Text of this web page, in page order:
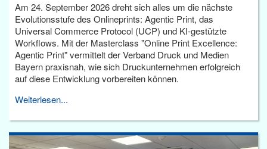
Am 24. September 2026 dreht sich alles um die nächste
Evolutionsstufe des Onlineprints: Agentic Print, das
Universal Commerce Protocol (UCP) und KI-gestützte
Workflows. Mit der Masterclass "Online Print Excellence:
Agentic Print" vermittelt der Verband Druck und Medien
Bayern praxisnah, wie sich Druckunternehmen erfolgreich
auf diese Entwicklung vorbereiten können.
Weiterlesen...